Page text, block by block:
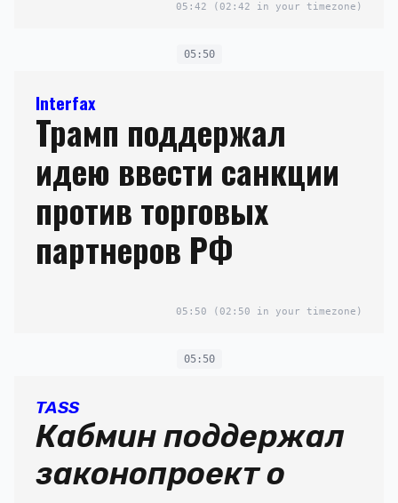
05:42 (02:42 in your timezone)
05:50
Interfax
Трамп поддержал
идею ввести санкции
против торговых
партнеров РФ
05:50 (02:50 in your timezone)
05:50
TASS
Кабмин поддержал
законопроект о